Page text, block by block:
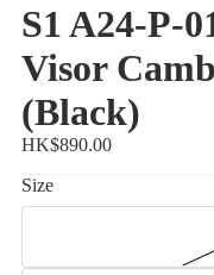
S1 A24-P-
Visor
(Black)
HK$890.00
Size